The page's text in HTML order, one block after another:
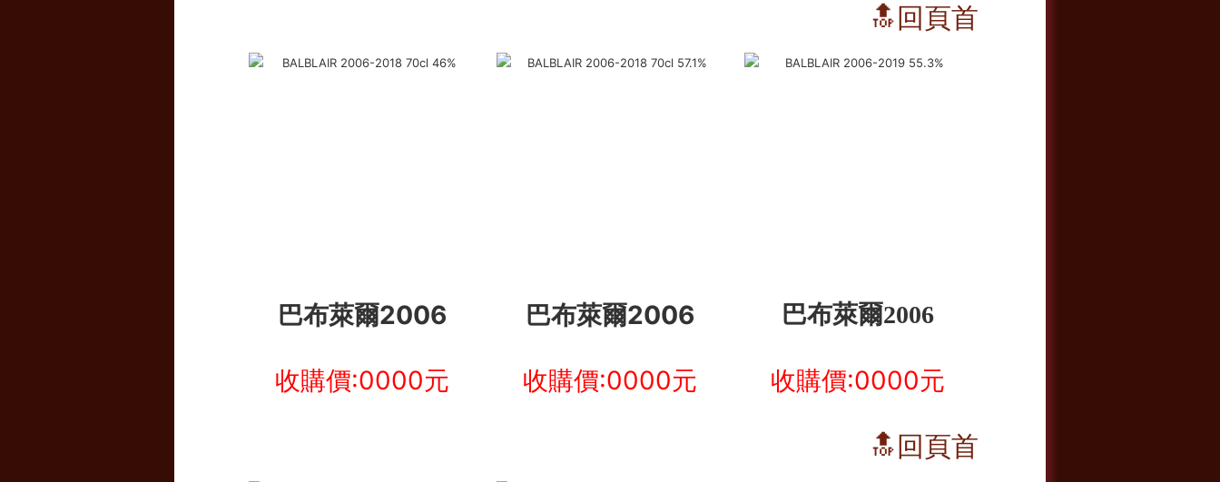
🔝回頁首
巴布萊爾2006 巴布萊爾2006 巴布萊爾2006
收購價:0000元 收購價:0000元 收購價:0000元
🔝回頁首